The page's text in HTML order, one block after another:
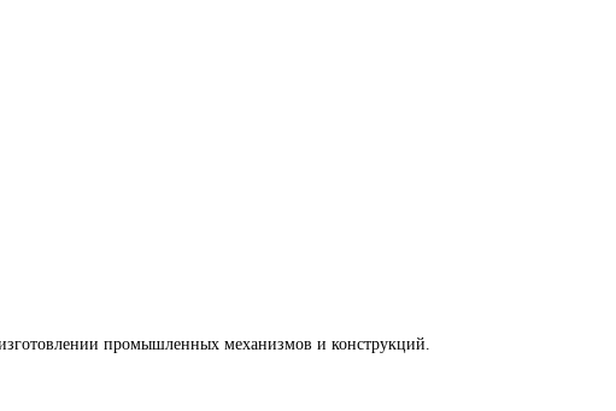
промышленных механизмов и конструкций.